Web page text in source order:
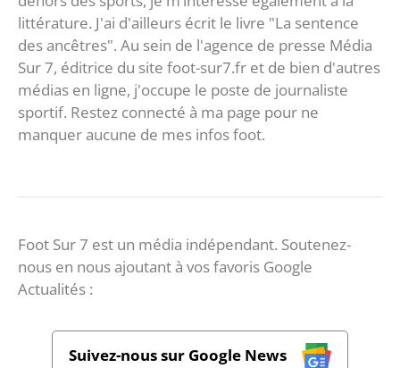
littérature. J'ai d'ailleurs écrit le livre "La sentence
des ancêtres". Au sein de l'agence de presse Média
Sur 7, éditrice du site foot-sur7.fr et de bien d'autres
médias en ligne, j'occupe le poste de journaliste
sportif. Restez connecté à ma page pour ne
manquer aucune de mes infos foot.
Foot Sur 7 est un média indépendant. Soutenez-
nous en nous ajoutant à vos favoris Google
Actualités :
Suivez-nous sur Google News